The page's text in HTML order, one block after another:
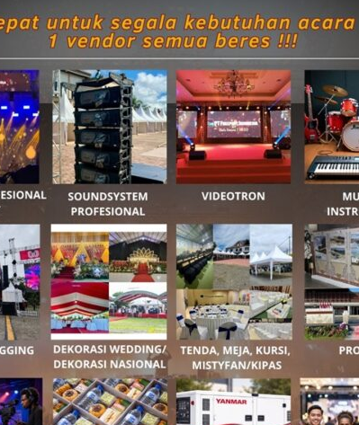
21 April, 2026 21:30 NABIRENET
Jakarta, 21 April 2026 – Menteri Hak Asasi Manusia
Republik Indonesia menerima laporan resmi terkait...
Aspirasi Masyarakat Puncak
Dijawab, Wakil Gubernur Serahkan
Ambulans untuk…
8 Maret, 2026 22:38 NABIRENET
Mimika, 8 Maret 2026 – Penantian panjang masyarakat
Distrik Sinak akhirnya terjawab. Puskesmas Sinak,
Kabupaten...
Pendekatan Humanis TNI Berbuah
Hasil, Lima Pemuda Eks OPM…
5 Januari, 2026 21:00 NABIRENET